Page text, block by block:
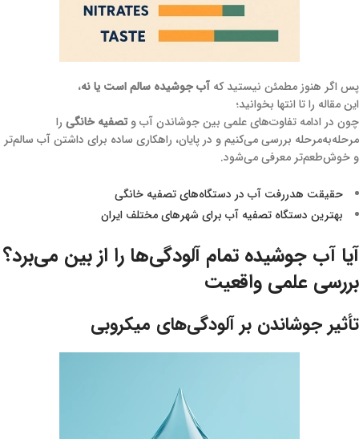
پس اگر هنوز مطمئن نیستید که آب جوشیده سالم است یا نه،
این مقاله را تا انتها بخوانید؛
چون در ادامه تفاوت‌های علمی بین جوشاندن آب وتصفیه خانگی را
مرحله‌به‌مرحله بررسی می‌کنیم و در پایان، راهکاری ساده برای داشتن آب سالم‌تر
و خوش‌طعم‌تر معرفی می‌شود.
حقیقت هدررفت آب در دستگاه‌های تصفیه خانگی
بهترین دستگاه تصفیه آب برای شهرهای مختلف ایران
آیا آب جوشیده تمام آلودگی‌ها را از بین می‌برد؟
بررسی علمی واقعیت
تأثیر جوشاندن بر آلودگی‌های میکروبی